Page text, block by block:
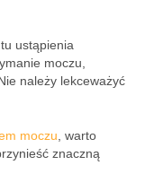
ustąpienia
moczu,
należy lekceważyć
moczu , warto
znaczną